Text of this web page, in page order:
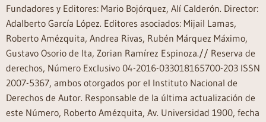
Fundadores y Editores: Mario Bojórquez, Alí Calderón. Director:
Adalberto García López. Editores asociados: Mijail Lamas,
Roberto Amézquita, Andrea Rivas, Rubén Márquez Máximo,
Gustavo Osorio de Ita, Zorian Ramírez Espinoza.// Reserva de
derechos, Número Exclusivo 04-2016-033018165700-203 ISSN
2007-5367, ambos otorgados por el Instituto Nacional de
Derechos de Autor. Responsable de la última actualización de
este Número, Roberto Amézquita, Av. Universidad 1900, fecha